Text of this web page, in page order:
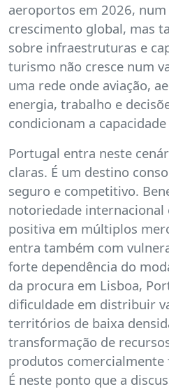
aeroportos em 2026,
crescimento global, mas
sobre infraestruturas e
turismo não cresce num
uma rede onde aviação,
energia, trabalho e
condicionam a
Portugal entra neste
claras. É um destino
seguro e competitivo.
notoriedade internacional
positiva em múltiplos
entra também com
forte dependência do
da procura em Lisboa,
dificuldade em distribuir
territórios de baixa
transformação de
produtos comercialmente
É neste ponto que a